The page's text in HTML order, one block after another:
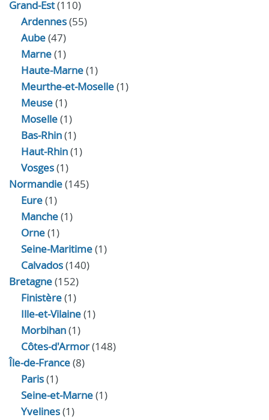
Grand-Est(110)
Ardennes(55)
Aube(47)
Marne(1)
Haute-Marne(1)
Meurthe-et-Moselle(1)
Meuse(1)
Moselle(1)
Bas-Rhin(1)
Haut-Rhin(1)
Vosges(1)
Normandie(145)
Eure(1)
Manche(1)
Orne(1)
Seine-Maritime(1)
Calvados(140)
Bretagne(152)
Finistère(1)
Ille-et-Vilaine(1)
Morbihan(1)
Côtes-d'Armor(148)
Île-de-France(8)
Paris(1)
Seine-et-Marne(1)
Yvelines(1)